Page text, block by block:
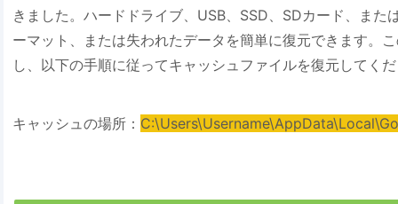
きました。ハードドライブ、USB、SSD、SDカード、また
ーマット、または失われたデータを簡単に復元できます。
し、以下の手順に従ってキャッシュファイルを復元してく
キャッシュの場所：